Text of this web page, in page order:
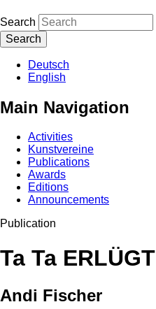
Search
Deutsch
English
Main Navigation
Activities
Kunstvereine
Publications
Awards
Editions
Announcements
Publication
Ta Ta ERLÜGT
Andi Fischer